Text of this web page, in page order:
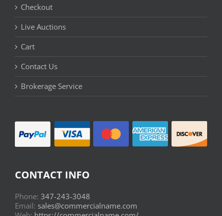
Checkout
Live Auctions
Cart
Contact Us
Brokerage Service
CONTACT INFO
Phone: 347-243-3048
Email: sales@commercialname.com